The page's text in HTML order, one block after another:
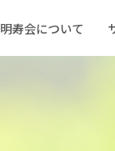
明寿会について